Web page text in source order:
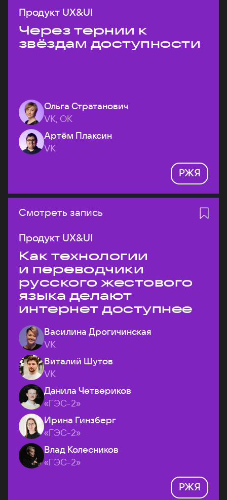
Продукт UX&UI
Через тернии к
звёздам доступности
Ольга Стратанович
VK, ОК
Артём Плаксин
VK
РЖЯ
Смотреть запись
Продукт UX&UI
Как технологии
и переводчики
русского жестового
языка делают
интернет доступнее
Василина Дрогичинская
VK
Виталий Шутов
VK
Данила Четвериков
«ГЭС-2»
Ирина Гинзберг
«ГЭС-2»
Влад Колесников
«ГЭС-2»
РЖЯ